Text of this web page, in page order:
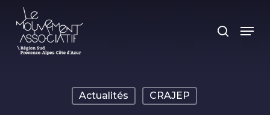
main
search
Menu
Actualités CRAJEP
Panneau de gestion des cookies